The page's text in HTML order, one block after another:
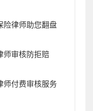
险律师助您翻盘
师审核防拒赔
师付费审核服务